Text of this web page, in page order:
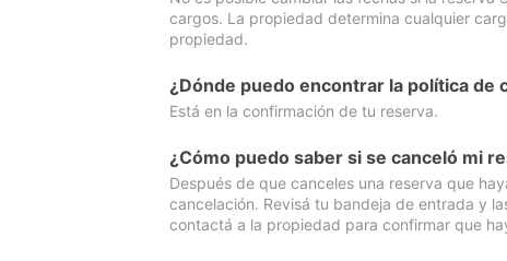
cargos. La propiedad determina cualquier
propiedad.
¿Dónde puedo encontrar la política de
Está en la confirmación de tu reserva.
¿Cómo puedo saber si se canceló mi
Después de que canceles una reserva que
cancelación. Revisá tu bandeja de entrada y
contactá a la propiedad para confirmar que